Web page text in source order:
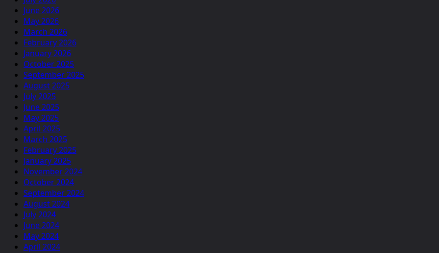
June 2026
May 2026
March 2026
February 2026
January 2026
October 2025
September 2025
August 2025
July 2025
June 2025
May 2025
April 2025
March 2025
February 2025
January 2025
November 2024
October 2024
September 2024
August 2024
July 2024
June 2024
May 2024
April 2024